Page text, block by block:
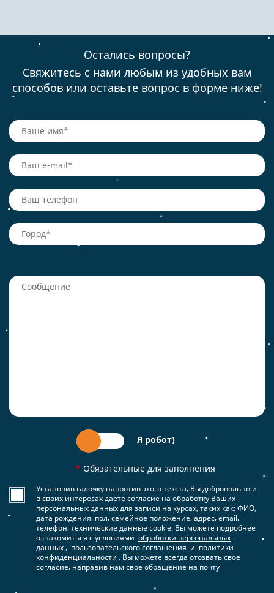
Остались вопросы?
Свяжитесь с нами любым из удобных вам
способов или оставьте вопрос в форме ниже!
Я робот)
* Обязательные для заполнения
Установив галочку напротив этого текста, Вы добровольно и
в своих интересах даете согласие на обработку Ваших
персональных данных для записи на курсах, таких как: ФИО,
дата рождения, пол, семейное положение, адрес, email,
телефон, технические данные cookie. Вы можете подробнее
ознакомиться с условиями обработки персональных
данных, пользовательского соглашения и политики
конфиденциальности . Вы можете всегда отозвать свое
согласие, направив нам свое обращение на почту